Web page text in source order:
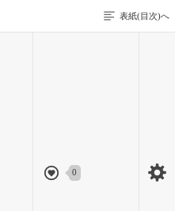
表紙(目次)へ
0